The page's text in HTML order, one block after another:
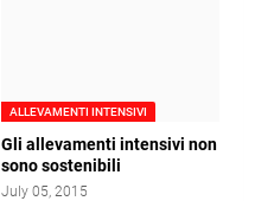
ALLEVAMENTI INTENSIVI
Gli allevamenti intensivi non
sono sostenibili
July 05, 2015